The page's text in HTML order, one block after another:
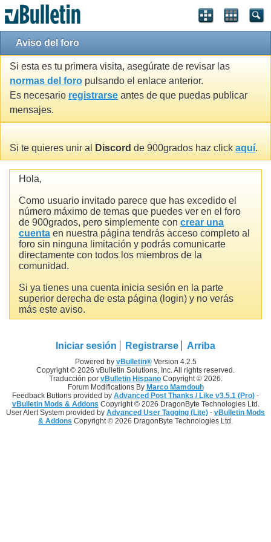
Aviso del foro
Si esta es tu primera visita, asegúrate de revisar las
normas del foro pulsando el enlace anterior.
Es necesario registrarse antes de que puedas publicar
mensajes.
Si te quieres unir al Discord de 900grados haz click aquí.
Hola,
Como usuario invitado parece que has excedido el
número máximo de temas que puedes ver en el foro
de 900grados, pero simplemente con crear una
cuenta en nuestra página tendrás acceso completo al
foro sin ninguna limitación y podrás comunicarte
directamente con todos los miembros de la
comunidad.
Si ya tienes una cuenta inicia sesión en la parte
superior derecha de esta página (login) y no verás
más este aviso.
Iniciar sesión Registrarse Arriba
Powered by vBulletin®Version 4.2.5
Copyright © 2026 vBulletin Solutions, Inc. All rights reserved.
Traducción por vBulletin HispanoCopyright © 2026.
Forum Modifications By Marco Mamdouh
Feedback Buttons provided by Advanced Post Thanks / Like v3.5.1 (Pro) -
vBulletin Mods & Addons Copyright © 2026 DragonByte Technologies Ltd.
User Alert System provided by Advanced User Tagging (Lite) - vBulletin Mods
& Addons Copyright © 2026 DragonByte Technologies Ltd.